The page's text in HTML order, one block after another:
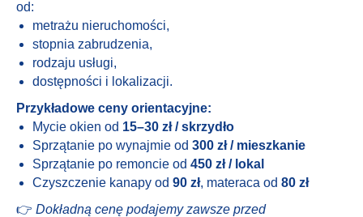
od:
metrażu nieruchomości,
stopnia zabrudzenia,
rodzaju usługi,
dostępności i lokalizacji.
Przykładowe ceny orientacyjne:
Mycie okien od 15–30 zł / skrzydło
Sprzątanie po wynajmie od 300 zł / mieszkanie
Sprzątanie po remoncie od 450 zł / lokal
Czyszczenie kanapy od 90 zł, materaca od 80 zł
👉 Dokładną cenę podajemy zawsze przed